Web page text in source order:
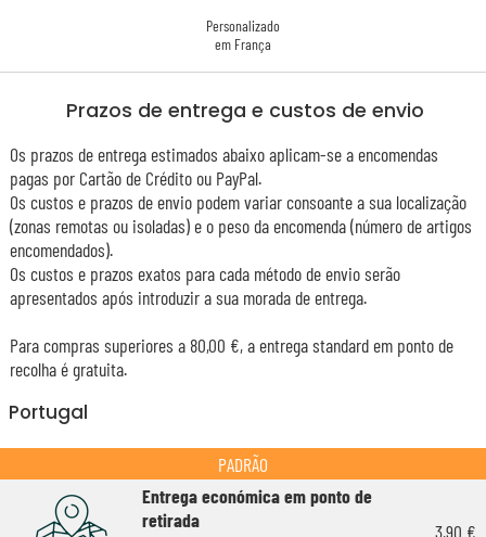
Personalizado
em França
Prazos de entrega e custos de envio
Os prazos de entrega estimados abaixo aplicam-se a encomendas
pagas por Cartão de Crédito ou PayPal.
Os custos e prazos de envio podem variar consoante a sua localização
(zonas remotas ou isoladas) e o peso da encomenda (número de artigos
encomendados).
Os custos e prazos exatos para cada método de envio serão
apresentados após introduzir a sua morada de entrega.
Para compras superiores a 80,00 €, a entrega standard em ponto de
recolha é gratuita.
Portugal
PADRÃO
Entrega económica em ponto de
retirada
3,90 €